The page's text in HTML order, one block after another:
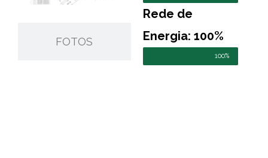
FOTOS
Rede de
Energia: 100%
100%